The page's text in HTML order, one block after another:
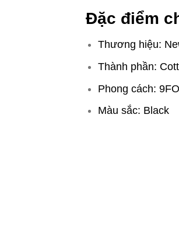
Đặc điểm
Thương hiệu:
Thành phần:
Phong cách:
Màu sắc: Black